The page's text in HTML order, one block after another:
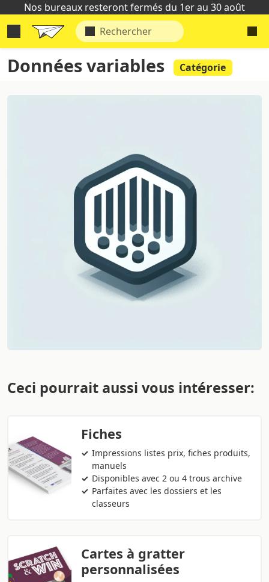
Nos bureaux resteront fermés du 1er au 30 août
Données variables Catégorie
Ceci pourrait aussi vous intéresser:
Fiches
Impressions listes prix, fiches produits,
manuels
Disponibles avec 2 ou 4 trous archive
Parfaites avec les dossiers et les
classeurs
Cartes à gratter
personnalisées